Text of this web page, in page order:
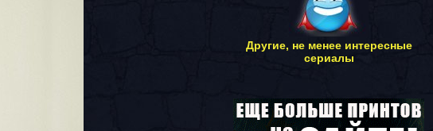
Другие, не менее интересные
сериалы